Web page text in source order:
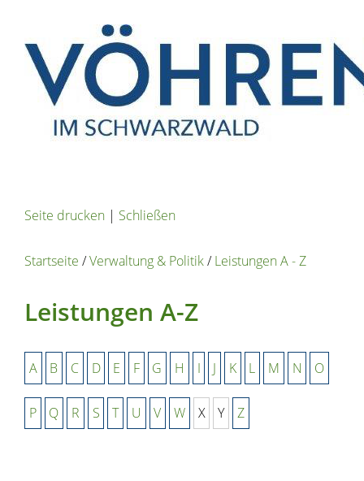
Seite drucken | Schließen
Startseite /Verwaltung & Politik/Leistungen A - Z
Leistungen A-Z
A B C D E F G H I J K L M N O
P Q R S T U V W X Y Z